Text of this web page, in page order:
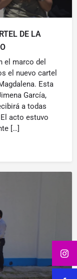
DE LA
el marco del
el nuevo cartel
Esta
García,
a todas
acto estuvo
[…]